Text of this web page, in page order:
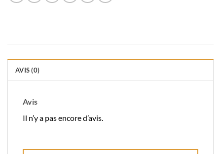
AVIS (0)
Avis
Il n’y a pas encore d’avis.